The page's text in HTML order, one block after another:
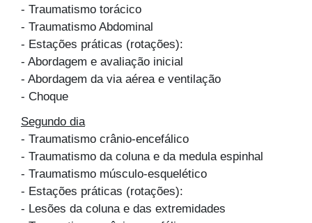
- Traumatismo torácico
- Traumatismo Abdominal
- Estações práticas (rotações):
- Abordagem e avaliação inicial
- Abordagem da via aérea e ventilação
- Choque
Segundo dia
- Traumatismo crânio-encefálico
- Traumatismo da coluna e da medula espinhal
- Traumatismo músculo-esquelético
- Estações práticas (rotações):
- Lesões da coluna e das extremidades